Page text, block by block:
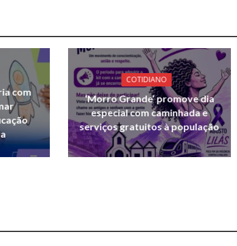
com
COTIDIANO
‘Morro Grande’ promove dia
especial com caminhada e
serviços gratuitos à população